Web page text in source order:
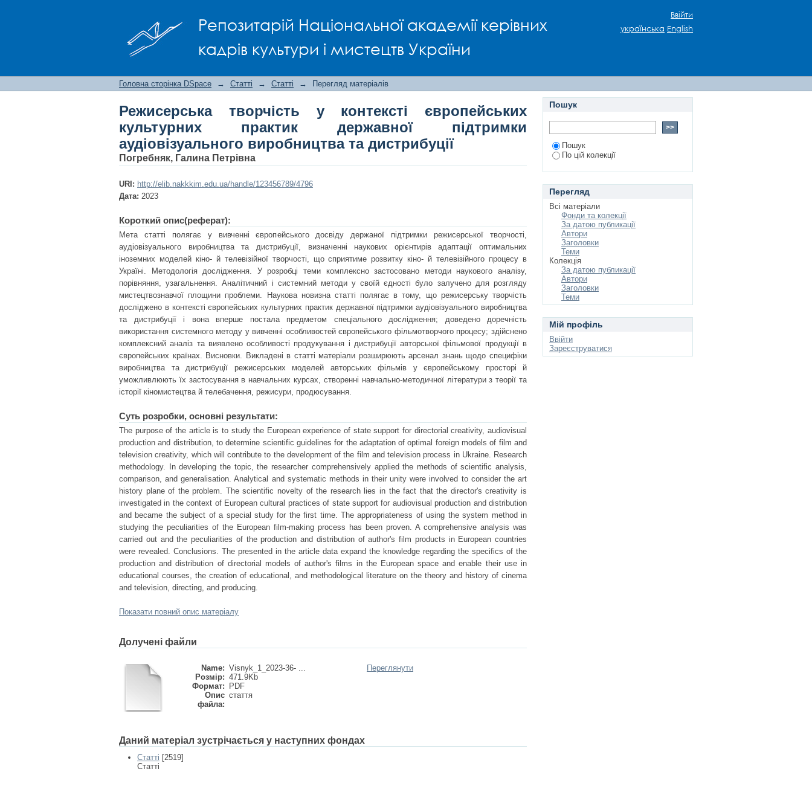
Репозитарій Національної академії керівних
кадрів культури і мистецтв України
Режисерська творчість у контексті європейських культурних практик
державної підтримки аудіовізуального виробництва та дистрибуції
Ввійти
українська English
Головна сторінка DSpace → Статті → Статті → Перегляд матеріалів
Режисерська творчість у контексті європейських
культурних практик державної підтримки
аудіовізуального виробництва та дистрибуції
Погребняк, Галина Петрівна
URI: http://elib.nakkkim.edu.ua/handle/123456789/4796
Дата: 2023
Короткий опис(реферат):
Мета статті полягає у вивченні європейського досвіду держаної підтримки режисерської творчості,
аудіовізуального виробництва та дистрибуції, визначенні наукових орієнтирів адаптації оптимальних
іноземних моделей кіно- й телевізійної творчості, що сприятиме розвитку кіно- й телевізійного процесу в
Україні. Методологія дослідження. У розробці теми комплексно застосовано методи наукового аналізу,
порівняння, узагальнення. Аналітичний і системний методи у своїй єдності було залучено для розгляду
мистецтвознавчої площини проблеми. Наукова новизна статті полягає в тому, що режисерську творчість
досліджено в контексті європейських культурних практик державної підтримки аудіовізуального виробництва
та дистрибуції і вона вперше постала предметом спеціального дослідження; доведено доречність
використання системного методу у вивченні особливостей європейського фільмотворчого процесу; здійснено
комплексний аналіз та виявлено особливості продукування і дистрибуції авторської фільмової продукції в
європейських країнах. Висновки. Викладені в статті матеріали розширюють арсенал знань щодо специфіки
виробництва та дистрибуції режисерських моделей авторських фільмів у європейському просторі й
уможливлюють їх застосування в навчальних курсах, створенні навчально-методичної літератури з теорії та
історії кіномистецтва й телебачення, режисури, продюсування.
Суть розробки, основні результати:
The purpose of the article is to study the European experience of state support for directorial creativity, audiovisual
production and distribution, to determine scientific guidelines for the adaptation of optimal foreign models of film and
television creativity, which will contribute to the development of the film and television process in Ukraine. Research
methodology. In developing the topic, the researcher comprehensively applied the methods of scientific analysis,
comparison, and generalisation. Analytical and systematic methods in their unity were involved to consider the art
history plane of the problem. The scientific novelty of the research lies in the fact that the director's creativity is
investigated in the context of European cultural practices of state support for audiovisual production and distribution
and became the subject of a special study for the first time. The appropriateness of using the system method in
studying the peculiarities of the European film-making process has been proven. A comprehensive analysis was
carried out and the peculiarities of the production and distribution of author's film products in European countries
were revealed. Conclusions. The presented in the article data expand the knowledge regarding the specifics of the
production and distribution of directorial models of author's films in the European space and enable their use in
educational courses, the creation of educational, and methodological literature on the theory and history of cinema
and television, directing, and producing.
Показати повний опис матеріалу
Долучені файли
Name: Visnyk_1_2023-36- ...
Розмір: 471.9Kb
Формат:
PDF
Опис
файла:
стаття
Переглянути
Даний матеріал зустрічається у наступних фондах
Статті [2519]
Статті
Пошук
Пошук
По цій колекції
Перегляд
Всі матеріали
Фонди та колекції
За датою публикації
Автори
Заголовки
Теми
Колекція
За датою публикації
Автори
Заголовки
Теми
Мій профіль
Ввійти
Зареєструватися